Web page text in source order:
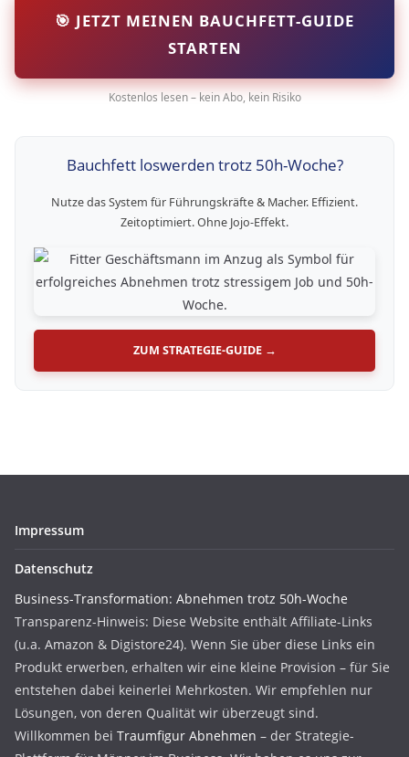
🎯 JETZT MEINEN BAUCHFETT-GUIDE
STARTEN
Kostenlos lesen – kein Abo, kein Risiko
Bauchfett loswerden trotz 50h-Woche?
Nutze das System für Führungskräfte & Macher. Effizient.
Zeitoptimiert. Ohne Jojo-Effekt.
ZUM STRATEGIE-GUIDE →
Impressum
Datenschutz
Business-Transformation: Abnehmen trotz 50h-Woche
Transparenz-Hinweis: Diese Website enthält Affiliate-Links
(u.a. Amazon & Digistore24). Wenn Sie über diese Links ein
Produkt erwerben, erhalten wir eine kleine Provision – für Sie
entstehen dabei keinerlei Mehrkosten. Wir empfehlen nur
Lösungen, von deren Qualität wir überzeugt sind.
Willkommen bei Traumfigur Abnehmen – der Strategie-